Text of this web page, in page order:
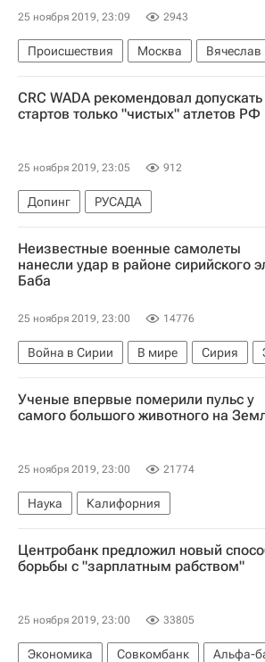
25 ноября 2019, 23:09 2943
Происшествия Москва
Вячеслав
Лефортово
Дело в отношении
Республика Коми
CRC WADA рекомендовал
стартов только "чистых" атлетов РФ
25 ноября 2019, 23:05 912
Допинг
РУСАДА
Всемирное антидопинговое агентство
Неизвестные военные самолеты
нанесли удар в районе сирийского
Баба
25 ноября 2019, 23:00 14776
Война в Сирии В мире Сирия
Война в Сирии
Ученые впервые померили пульс у
самого большого животного на
25 ноября 2019, 23:00 21774
Наука
Калифорния
Стэнфордский университет
Открытия - РИА Наука
биология
Центробанк предложил новый
борьбы с "зарплатным рабством"
25 ноября 2019, 23:00 33805
Экономика Совкомбанк
Альфа-